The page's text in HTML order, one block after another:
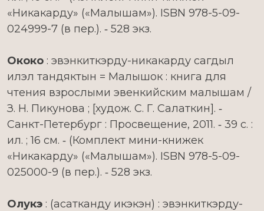
«Никакарду» («Малышам»). ISBN 978-5-09-
024999-7 (в пер.). ‑ 528 экз.
Ококо : эвэнкиткэрду-никакарду сагдыл
илэл тандяктын = Малышок : книга для
чтения взрослыми эвенкийским малышам /
З. Н. Пикунова ; [худож. С. Г. Салаткин]. ‑
Санкт-Петербург : Просвещение, 2011. ‑ 39 с. :
ил. ; 16 см. ‑ (Комплект мини-книжек
«Никакарду» («Малышам»). ISBN 978-5-09-
025000-9 (в пер.). ‑ 528 экз.
Олукэ : (асатканду икэкэн) : эвэнкиткэрду-